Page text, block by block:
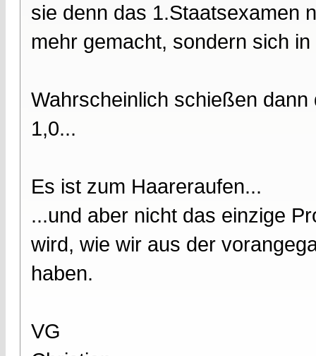
sie denn das 1.Staatsexamen
mehr gemacht, sondern sich
Wahrscheinlich schießen
1,0...
Es ist zum Haareraufen...
...und aber nicht das einzige
wird, wie wir aus der
haben.
VG